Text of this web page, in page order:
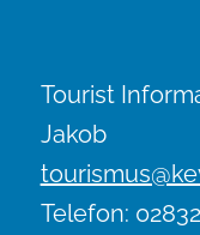
Tourist
Jakob
Telefon: